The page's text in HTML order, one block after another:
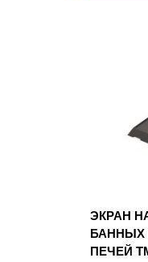
ЭКРАН
БАННЫХ
ПЕЧЕЙ